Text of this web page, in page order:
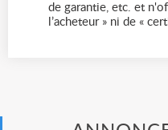
de garantie, etc. et
l’acheteur » ni de «